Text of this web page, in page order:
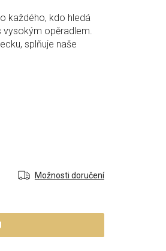
každého, kdo hledá
vysokým opěradlem.
splňuje naše
Možnosti doručení